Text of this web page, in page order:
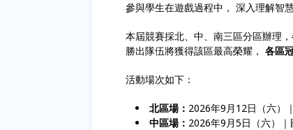
參與學生在遊戲過程中， 深入理解智
本屆競賽採北、中、南三區分區辦理，
勝出隊伍將獲得該區最高榮耀， 各區
活動場次如下：
北區場： 2026年9月12日（六）
中區場： 2026年9月5日（六）